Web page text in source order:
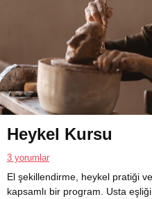
Heykel Kursu
3 yorumlar
El şekillendirme, heykel pratiği
kapsamlı bir program. Usta